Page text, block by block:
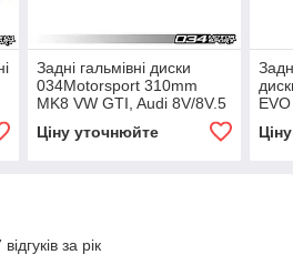
Задні гальмівні диски
034Motorsport 310mm
MK8 VW GTI, Audi 8V/8V.5
S3/RS3 & Mk7/Mk7.5 Golf
R, & MK7/Mk7.5 VW GTI w/
Ціну уточнюйте
за рік